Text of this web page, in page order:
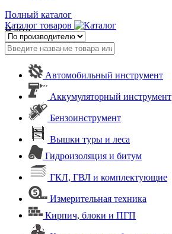
Полный каталог
Каталог товаров
Найти
Автомобильный инструмент
Аккумуляторный инструмент
Бензоинструмент
Вышки туры и леса
Гидроизоляция и битум
ГКЛ, ГВЛ и комплектующие
Измерительная техника
Кирпич, блоки и ПГП